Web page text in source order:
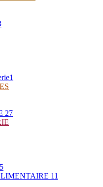
1
27
5
11